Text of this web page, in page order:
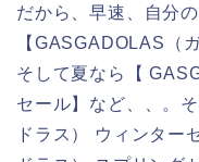
だから、早速、自分
【GASGADOLAS（
そして夏なら【
セール】など、、。
ドラス） ウィンター